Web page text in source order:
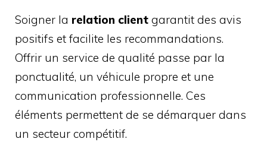
Soigner la relation client garantit des avis
positifs et facilite les recommandations.
Offrir un service de qualité passe par la
ponctualité, un véhicule propre et une
communication professionnelle. Ces
éléments permettent de se démarquer dans
un secteur compétitif.